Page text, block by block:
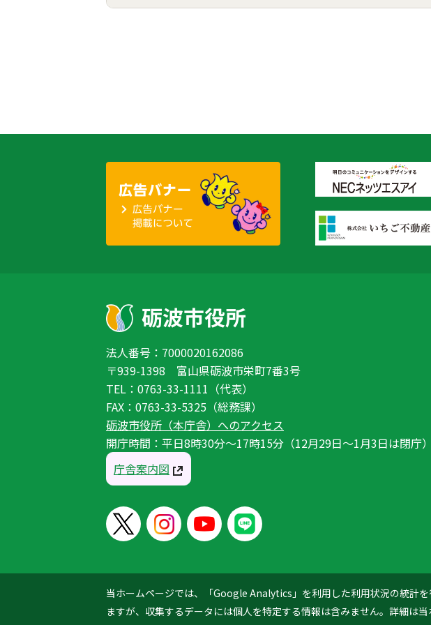
当ホームページでは、「Google Analytics」を利用した利用状況の統計
ますが、収集するデータには個人を特定する情報は含みません。詳細は
法人番号：7000020162086
〒939-1398 富山県砺波市栄町7番3号
TEL：0763-33-1111（代表）
FAX：0763-33-5325（総務課）
砺波市役所（本庁舎）へのアクセス
開庁時間：平日8時30分〜17時15分（12月29日〜1月3日は閉庁）
庁舎案内図
©